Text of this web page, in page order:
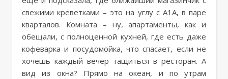
свежими креветками – это на углу с A1A, в паре
кварталов. Комната – ну, апартаменты, как и
обещали, с полноценной кухней, где есть даже
кофеварка и посудомойка, что спасает, если не
хочешь каждый вечер тащиться в ресторан. А
вид из окна? Прямо на океан, и по утрам